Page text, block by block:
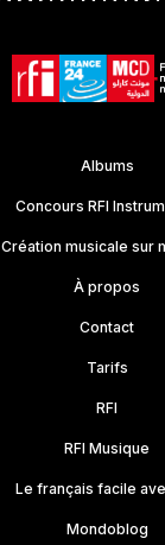
Albums
Concours RFI
Création musicale sur
À propos
Contact
Tarifs
RFI
RFI Musique
Le français facile
Mondoblog